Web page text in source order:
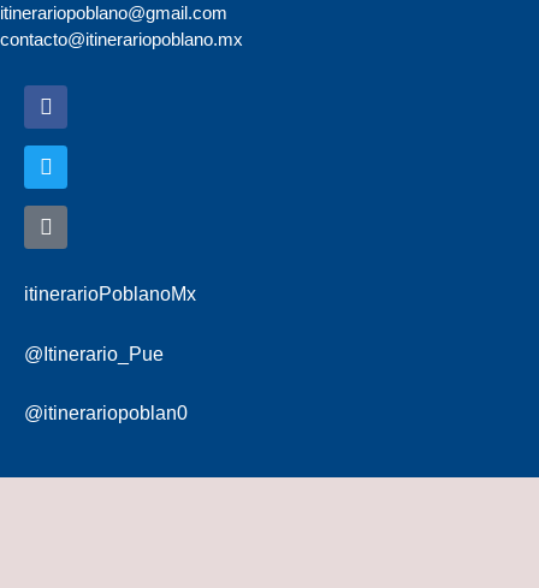
itinerariopoblano@gmail.com
contacto@itinerariopoblano.mx
itinerarioPoblanoMx
@Itinerario_Pue
@itinerariopoblan0